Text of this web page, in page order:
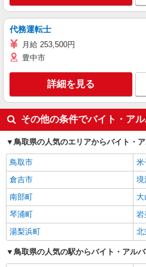
代務運転士
月給 253,500円
豊中市
詳細を見る
その他の条件でバイト・ア
鳥取県の人気のエリアからバイト・
鳥取市
米
倉吉市
境
南部町
大
琴浦町
岩
湯梨浜町
北
鳥取県の人気の駅からバイト・アル